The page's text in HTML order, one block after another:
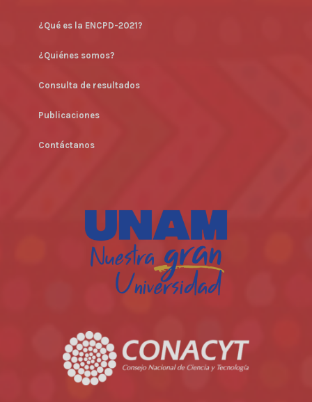
¿Qué es la ENCPD-2021?
¿Quiénes somos?
Consulta de resultados
Publicaciones
Contáctanos